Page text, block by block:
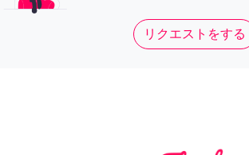
リクエストをする